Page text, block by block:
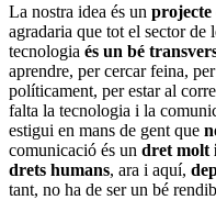
La nostra idea és un projecte
agradaria que tot el sector de
tecnologia és un bé
aprendre, per cercar feina,
políticament, per estar al
falta la tecnologia i la
estigui en mans de gent que
comunicació és un dret molt
drets humans, ara i aquí,
tant, no ha de ser un bé